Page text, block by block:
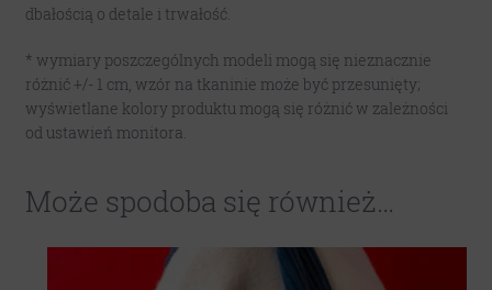
dbałością o detale i trwałość.
* wymiary poszczególnych modeli mogą się nieznacznie
różnić +/- 1 cm, wzór na tkaninie może być przesunięty;
wyświetlane kolory produktu mogą się różnić w zależności
od ustawień monitora.
Może spodoba się również…